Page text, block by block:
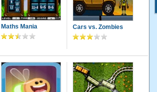
Maths Mania Cars vs. Zombies